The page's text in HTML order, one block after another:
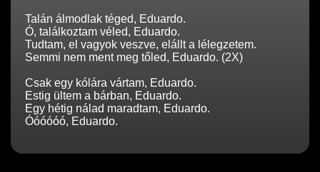
Talán álmodlak téged, Eduardo.
Ó, találkoztam véled, Eduardo.
Tudtam, el vagyok veszve, elállt a lélegzetem.
Semmi nem ment meg tőled, Eduardo. (2X)
Csak egy kólára vártam, Eduardo.
Estig ültem a bárban, Eduardo.
Egy hétig nálad maradtam, Eduardo.
Óóóóóó, Eduardo.